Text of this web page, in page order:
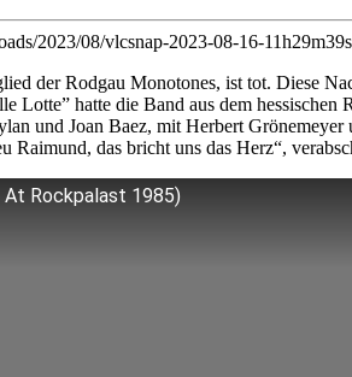
der Rodgau Monotones, ist tot. Diese
Lotte” hatte die Band aus dem
und Joan Baez, mit Herbert
das bricht uns das Herz“,
At Rockpalast 1985)